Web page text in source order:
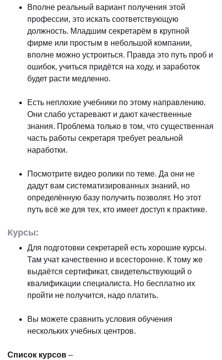
Вполне реальный вариант получения этой
профессии, это искать соответствующую
должность. Младшим секретарём в крупной
фирме или простым в небольшой компании,
вполне можно устроиться. Правда это путь проб и
ошибок, учиться придётся на ходу, и заработок
будет расти медленно.
Есть неплохие учебники по этому направлению.
Они слабо устаревают и дают качественные
знания. Проблема только в том, что существенная
часть работы секретаря требует реальной
наработки.
Посмотрите видео ролики по теме. Да они не
дадут вам систематизированных знаний, но
определённую базу получить позволят. Но этот
путь всё же для тех, кто имеет доступ к практике.
Курсы:
Для подготовки секретарей есть хорошие курсы.
Там учат качественно и всесторонне. К тому же
выдаётся сертификат, свидетельствующий о
квалификации специалиста. Но бесплатно их
пройти не получится, надо платить.
Вы можете сравнить условия обучения
нескольких учебных центров.
Список курсов –